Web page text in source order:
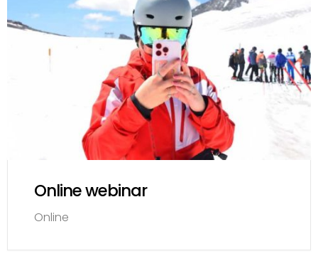
Online webinar
Online